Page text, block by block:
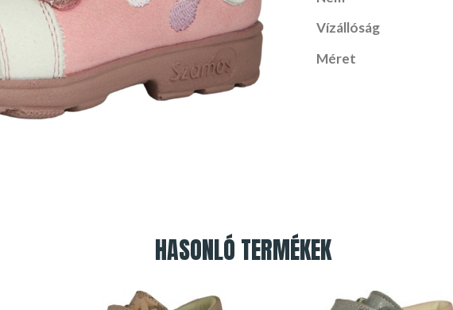
Vízállóság
Méret
HASONLÓ TERMÉKEK